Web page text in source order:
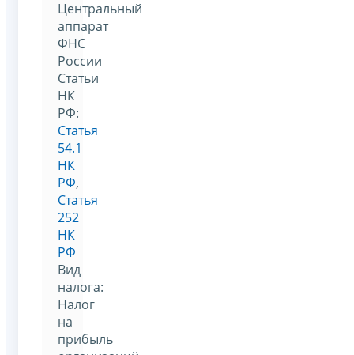
Центральный
аппарат
ФНС
России
Статьи
НК
РФ:
Статья
54.1
НК
РФ,
Статья
252
НК
РФ
Вид
налога:
Налог
на
прибыль